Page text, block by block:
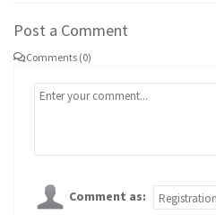
Post a Comment
Comments (0)
Comment as: